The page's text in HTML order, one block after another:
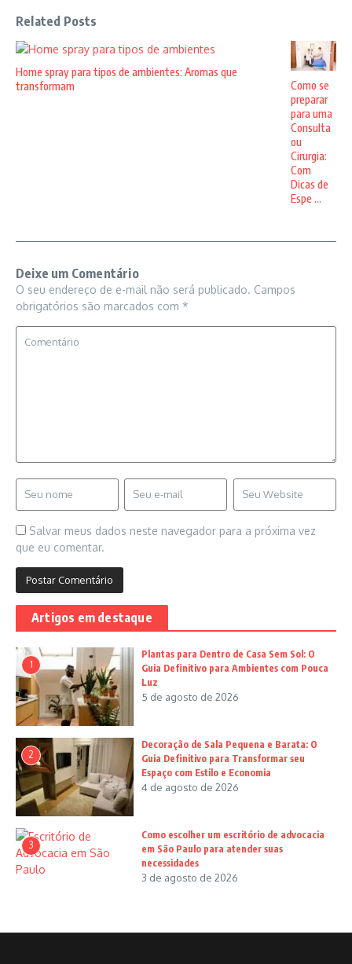
Related Posts
Home spray para tipos de ambientes: Aromas que
transformam
Como se
preparar
para uma
Consulta
ou
Cirurgia:
Com
Dicas de
Espe ...
Deixe um Comentário
O seu endereço de e-mail não será publicado. Campos
obrigatórios são marcados com *
Salvar meus dados neste navegador para a próxima vez
que eu comentar.
Artigos em destaque
1
Plantas para Dentro de Casa Sem Sol: O
Guia Definitivo para Ambientes com Pouca
Luz
5 de agosto de 2026
2
Decoração de Sala Pequena e Barata: O
Guia Definitivo para Transformar seu
Espaço com Estilo e Economia
4 de agosto de 2026
3
Como escolher um escritório de advocacia
em São Paulo para atender suas
necessidades
3 de agosto de 2026